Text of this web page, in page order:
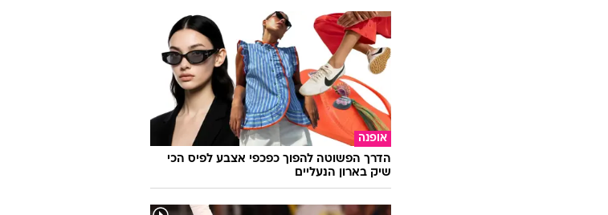
אופנה
הדרך הפשוטה להפוך כפכפי אצבע לפיס הכי
שיק בארון הנעליים